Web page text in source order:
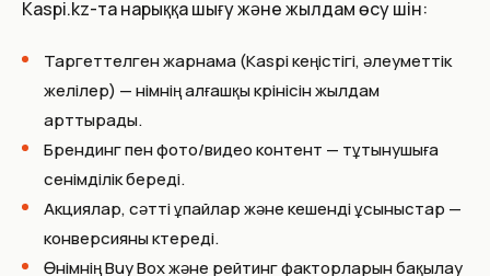
Kaspi.kz-та нарыққа шығу және жылдам өсу үшін:
Таргеттелген жарнама (Kaspi кеңістігі, әлеуметтік
желілер) — өнімнің алғашқы көрінісін жылдам
арттырады.
Брендинг пен фото/видео контент — тұтынушыға
сенімділік береді.
Акциялар, сәтті ұпайлар және кешенді ұсыныстар —
конверсияны көтереді.
Өнімнің Buy Box және рейтинг факторларын бақылау